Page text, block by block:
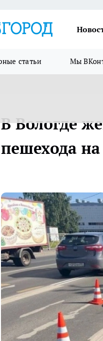
статьи Мы
В Вологде
пешехода